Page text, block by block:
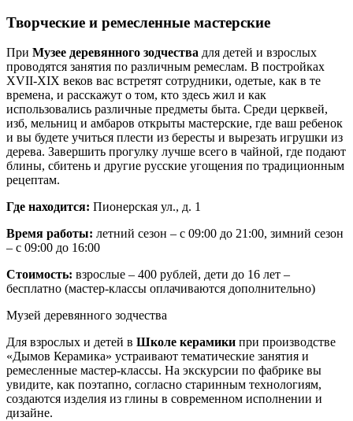
Творческие и ремесленные мастерские
При Музее деревянного зодчества для детей и взрослых
проводятся занятия по различным ремеслам. В постройках
XVII-XIX веков вас встретят сотрудники, одетые, как в те
времена, и расскажут о том, кто здесь жил и как
использовались различные предметы быта. Среди церквей,
изб, мельниц и амбаров открыты мастерские, где ваш ребенок
и вы будете учиться плести из бересты и вырезать игрушки из
дерева. Завершить прогулку лучше всего в чайной, где подают
блины, сбитень и другие русские угощения по традиционным
рецептам.
Где находится: Пионерская ул., д. 1
Время работы: летний сезон – с 09:00 до 21:00, зимний сезон
– с 09:00 до 16:00
Стоимость: взрослые – 400 рублей, дети до 16 лет –
бесплатно (мастер-классы оплачиваются дополнительно)
Музей деревянного зодчества
Для взрослых и детей в Школе керамики при производстве
«Дымов Керамика» устраивают тематические занятия и
ремесленные мастер-классы. На экскурсии по фабрике вы
увидите, как поэтапно, согласно старинным технологиям,
создаются изделия из глины в современном исполнении и
дизайне.